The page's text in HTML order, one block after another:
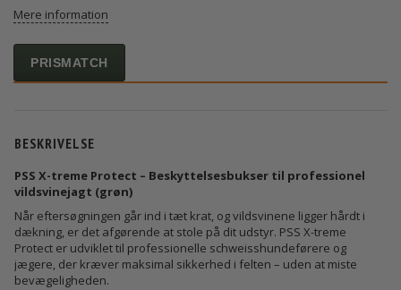
Mere information
PRISMATCH
BESKRIVELSE
PSS X-treme Protect – Beskyttelsesbukser til professionel
vildsvinejagt (grøn)
Når eftersøgningen går ind i tæt krat, og vildsvinene ligger hårdt i
dækning, er det afgørende at stole på dit udstyr. PSS X-treme
Protect er udviklet til professionelle schweisshundeførere og
jægere, der kræver maksimal sikkerhed i felten – uden at miste
bevægeligheden.